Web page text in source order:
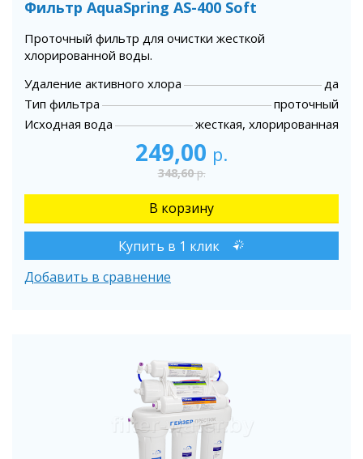
Фильтр AquaSpring AS-400 Soft
Проточный фильтр для очистки жесткой
хлорированной воды.
Удаление активного хлора
да
Тип фильтра
проточный
Исходная вода
жесткая, хлорированная
249,00 р.
348,60р.
Купить в 1 клик
Добавить в сравнение